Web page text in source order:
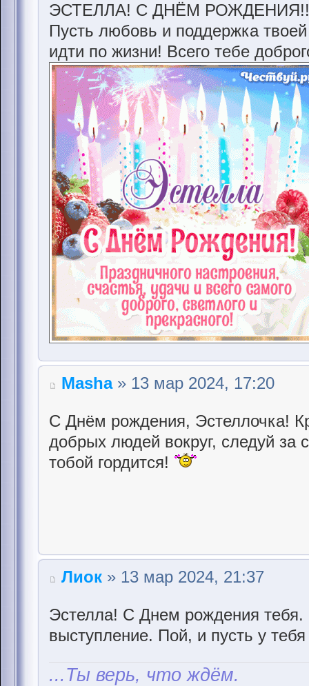
ЭСТЕЛЛА! С ДНЁМ
Пусть любовь и поддержка
идти по жизни! Всего тебе
Masha» 13 мар 2024, 17:20
С Днём рождения, Эстеллочка!
добрых людей вокруг, следуй за
тобой гордится!
Лиок » 13 мар 2024, 21:37
Эстелла! С Днем рождения тебя.
выступление. Пой, и пусть у
...Ты верь, что ждём.